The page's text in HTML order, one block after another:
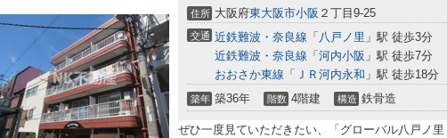
住所 大阪府東大阪市小阪 ２丁目9-25
交通 近鉄難波・奈良線 「 八戸ノ里 」駅 徒歩3分
近鉄難波・奈良線 「 河内小阪 」駅 徒歩7分
おおさか東線 「 ＪＲ河内永和 」駅 徒歩18分
築年 築36年 階数 4階建 構造 鉄骨造
ぜひ一度見ていただきたい、「グローバル八戸ノ